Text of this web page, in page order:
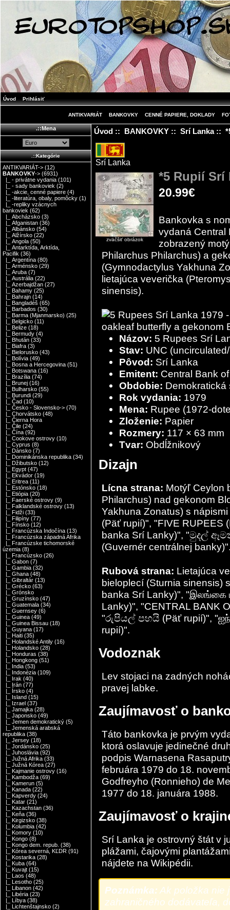
Úvod Prihlásiť
ANTIKVARIÁT BANKOVKY CENNÉ PAPIERE, DOKLADY
.::Mena
.::Kategórie
ANTIKVARIÁT-> (12)
BANKOVKY-> (6931)
|_ - privátne vydania (101)
|_ - sady bankoviek (2)
|_ -akcie, cenné papiere (4)
|_ -literatúra, obaly, pomôcky (1)
|_ -repliky vzácnych
bankoviek (62)
|_ Abcházsko (3)
|_ Afganistan (36)
|_ Albánsko (54)
|_ Alžírsko (22)
|_ Angola (50)
|_ Antarktída, Arktída,
Pacifik (36)
|_ Argentína (80)
|_ Arménsko (29)
|_ Aruba (7)
|_ Austrália (22)
|_ Azerbajdžan (27)
|_ Bahamy (25)
|_ Bahrajn (14)
|_ Bangladéš (65)
|_ Barbados (30)
|_ Barma (Mjanmarsko) (25)
|_ Belgicko (11)
|_ Belize (18)
|_ Bermudy (4)
|_ Bhután (33)
|_ Biafra (3)
|_ Bielorusko (43)
|_ Bolívia (49)
|_ Bosna a Hercegovina (51)
|_ Botswana (16)
|_ Brazília (74)
|_ Brunej (16)
|_ Bulharsko (55)
|_ Burundi (29)
|_ Čad (10)
|_ Česko - Slovensko-> (70)
|_ Chorvátsko (48)
|_ Čierna Hora
|_ Čile (24)
|_ Čína (92)
|_ Cookove ostrovy (10)
|_ Cyprus (8)
|_ Dánsko (7)
|_ Dominikánska republika (34)
|_ Džibutsko (12)
|_ Egypt (47)
|_ Ekvádor (19)
|_ Eritrea (11)
|_ Estónsko (18)
|_ Etiópia (20)
|_ Faerské ostrovy (9)
|_ Falklandské ostrovy (13)
|_ Fidži (33)
|_ Filipíny (77)
|_ Fínsko (12)
|_ Francúzska Indočína (13)
|_ Francúzska západná Afrika
|_ Francúzske tichomorské
územia (8)
|_ Francúzsko (26)
|_ Gabon (7)
|_ Gambia (32)
|_ Ghana (48)
|_ Gibraltár (13)
|_ Grécko (63)
|_ Grónsko
|_ Gruzínsko (47)
|_ Guatemala (34)
|_ Guernsey (6)
|_ Guinea (49)
|_ Guinea Bissau (18)
|_ Guyana (17)
|_ Haiti (35)
|_ Holandské Antily (16)
|_ Holandsko (28)
|_ Honduras (38)
|_ Hongkong (51)
|_ India (53)
|_ Indonézia (109)
|_ Irak (40)
|_ Irán (77)
|_ Írsko (4)
|_ Island (15)
|_ Izrael (37)
|_ Jamajka (28)
|_ Japonsko (49)
|_ Jemen demokratický (5)
|_ Jemenská arabská
republika (38)
|_ Jersey (18)
|_ Jordánsko (25)
|_ Juhoslávia (92)
|_ Južná Afrika (33)
|_ Južná Kórea (27)
|_ Kajmanie ostrovy (16)
|_ Kambodža (69)
|_ Kamerun (5)
|_ Kanada (22)
|_ Kapverdy (24)
|_ Katar (21)
|_ Kazachstan (36)
|_ Keňa (36)
|_ Kirgizsko (38)
|_ Kolumbia (42)
|_ Komory (10)
|_ Kongo (8)
|_ Kongo dem. repub. (38)
|_ Kórea severná, KĽDR (91)
|_ Kostarika (28)
|_ Kuba (64)
|_ Kuvajt (15)
|_ Laos (48)
|_ Lesotho (25)
|_ Libanon (42)
|_ Libéria (23)
|_ Líbya (38)
|_ Lichtenštajnsko (2)
Úvod:: BANKOVKY:: Srí Lanka:: *5
Srí Lanka
zväčšiť obrázok
*5 Rupií Srí
20.99€
Bankovka s
vydaná Central
zobrazený
Philarchus Philarchus) a
(Gymnodactylus Yakhuna
lietajúca veverička
sinensis).
Názov: 5 Rupees Srí
Stav: UNC
Pôvod: Srí Lanka
Emitent: Central Bank
Obdobie: Demokratická
Rok vydania: 1979
Mena: Rupee (1972-
Zloženie: Papier
Rozmery: 117 × 63 mm
Tvar: Obdĺžnikový
Dizajn
Lícna strana: Motýľ Ceylon
Philarchus) nad gekonom
Yakhuna Zonatus) s
(Päť rupií)", "FIVE RUPEES
banka Srí Lanky)", "මුදල්
(Guvernér centrálnej
Rubová strana: Lietajúca
bieloplecí (Sturnia sinensis)
banka Srí Lanky)", "இலங்கை
Lanky)", "CENTRAL BANK
"රුපියල් පහයි (Päť rupií)",
rupií)".
Vodoznak
Lev stojaci na zadných
pravej labke.
Zaujímavosť o
Táto bankovka je prvým
ktorá oslavuje jedinečné
podpis Warnasena
februára 1979 do 18.
Godfreyho (Ronnieho) de
1977 do 18. januára 1988.
Zaujímavosť o
Srí Lanka je ostrovný štát v
plážami, čajovými
nájdete na Wikipédii.
Poznámka: Ak položka nie
zahraničného dodávateľa,